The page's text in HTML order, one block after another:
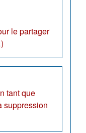
le partager
tant que
suppression